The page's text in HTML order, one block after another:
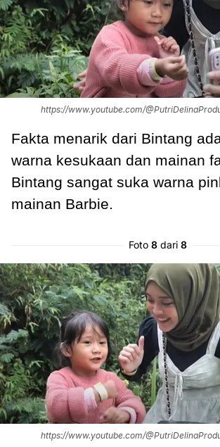
https://www.youtube.com/
Fakta menarik dari Bintang
warna kesukaan dan mainan
Bintang sangat suka warna
mainan Barbie.
Foto 8dari 8
https://www.youtube.com/